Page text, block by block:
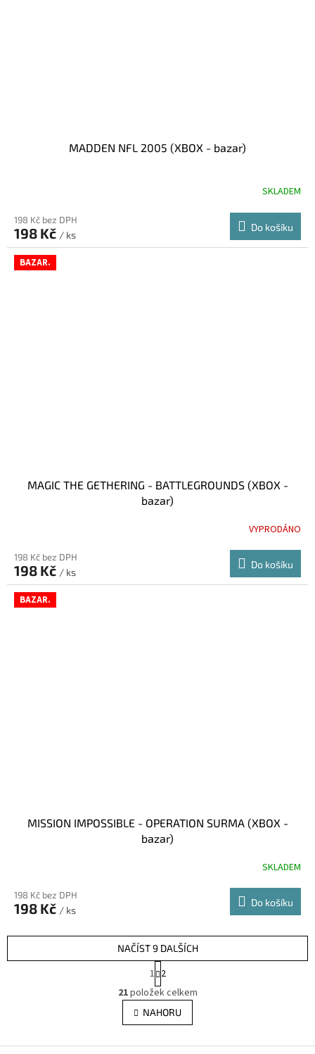
MADDEN NFL 2005 (XBOX - bazar)
SKLADEM
198 Kč bez DPH
198 Kč / ks
Do košíku
BAZAR.
MAGIC THE GETHERING - BATTLEGROUNDS (XBOX -
bazar)
VYPRODÁNO
198 Kč bez DPH
198 Kč / ks
Do košíku
BAZAR.
MISSION IMPOSSIBLE - OPERATION SURMA (XBOX -
bazar)
SKLADEM
198 Kč bez DPH
198 Kč / ks
Do košíku
O
v
l
á
NAČÍST 9 DALŠÍCH
S
t
r
á
n
k
v
1 2
21položek celkem
NAHORU